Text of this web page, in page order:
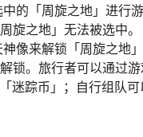
的「周旋之地」进行
旋之地」无法被选中。
像来解锁「周旋之地
锁。旅行者可以通过
迷踪币」；自行组队